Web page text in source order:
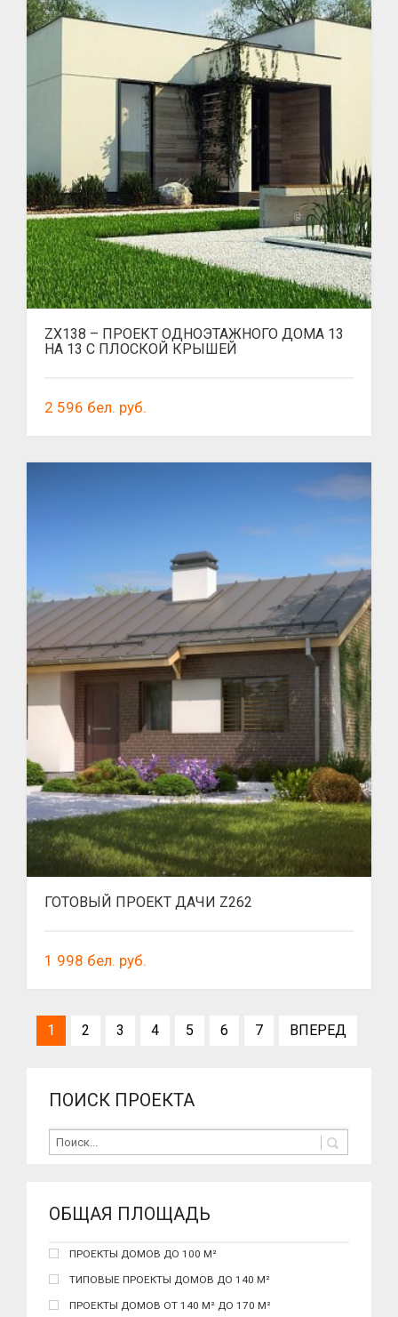
ZX138 – ПРОЕКТ ОДНОЭТАЖНОГО ДОМА 13
НА 13 С ПЛОСКОЙ КРЫШЕЙ
2 596 бел. руб.
ГОТОВЫЙ ПРОЕКТ ДАЧИ Z262
1 998 бел. руб.
1 2 3 4 5 6 7 ВПЕРЕД
ПОИСК ПРОЕКТА
ОБЩАЯ ПЛОЩАДЬ
ПРОЕКТЫ ДОМОВ ДО 100 М²
ТИПОВЫЕ ПРОЕКТЫ ДОМОВ ДО 140 М²
ПРОЕКТЫ ДОМОВ ОТ 140 М² ДО 170 М²